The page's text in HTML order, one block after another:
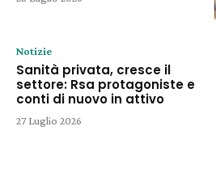
Notizie
Sanità privata, cresce il
settore: Rsa protagoniste e
conti di nuovo in attivo
27 Luglio 2026